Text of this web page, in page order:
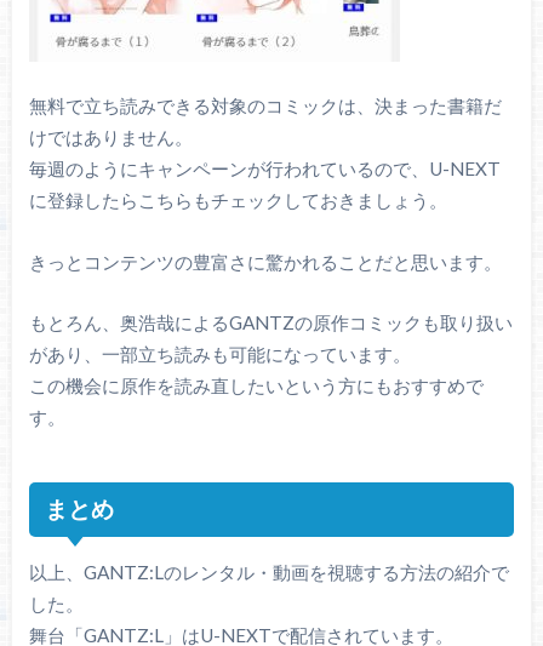
無料で立ち読みできる対象のコミックは、決まった書籍だ
けではありません。
毎週のようにキャンペーンが行われているので、U-NEXT
に登録したらこちらもチェックしておきましょう。
きっとコンテンツの豊富さに驚かれることだと思います。
もとろん、奥浩哉によるGANTZの原作コミックも取り扱い
があり、一部立ち読みも可能になっています。
この機会に原作を読み直したいという方にもおすすめで
す。
まとめ
以上、GANTZ:Lのレンタル・動画を視聴する方法の紹介で
した。
舞台「GANTZ:L」はU-NEXTで配信されています。